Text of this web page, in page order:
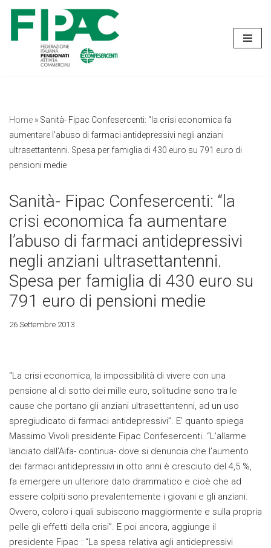
Vai
contenuto
Home » Sanità- Fipac Confesercenti: “la crisi economica fa
aumentare l’abuso di farmaci antidepressivi negli anziani
ultrasettantenni. Spesa per famiglia di 430 euro su 791 euro di
pensioni medie
Sanità- Fipac Confesercenti: “la
crisi economica fa aumentare
l’abuso di farmaci antidepressivi
negli anziani ultrasettantenni.
Spesa per famiglia di 430 euro su
791 euro di pensioni medie
26 Settembre 2013
“La crisi economica, la impossibilità di vivere con una
pensione al di sotto dei mille euro, solitudine sono tra le
cause che portano gli anziani ultrasettantenni, ad un uso
spregiudicato di farmaci antidepressivi”. E’ quanto spiega
Massimo Vivoli presidente Fipac Confesercenti. “L’allarme
lanciato dall’Aifa- continua- dove si denuncia che l’aumento
dei farmaci antidepressivi in otto anni è cresciuto del 4,5 %,
fa emergere un ulteriore dato drammatico e cioè che ad
essere colpiti sono prevalentemente i giovani e gli anziani.
Ovvero, coloro i quali subiscono maggiormente e sulla propria
pelle gli effetti della crisi”. E poi ancora, aggiunge il
presidente Fipac : “La spesa relativa agli antidepressivi